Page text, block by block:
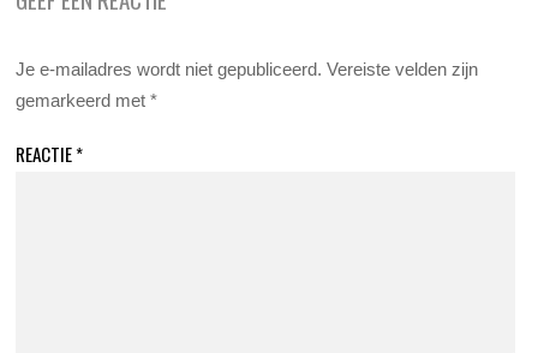
Je e-mailadres wordt niet gepubliceerd. Vereiste velden zijn
gemarkeerd met*
REACTIE*